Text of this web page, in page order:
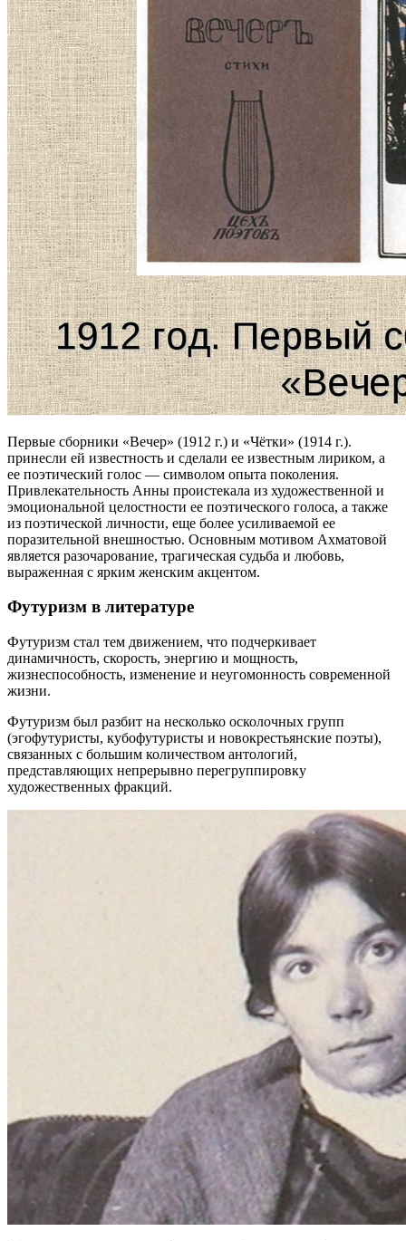
Первые сборники «Вечер» (1912 г.) и «Чётки» (1914 г.).
принесли ей известность и сделали ее известным лириком, а
ее поэтический голос — символом опыта поколения.
Привлекательность Анны проистекала из художественной и
эмоциональной целостности ее поэтического голоса, а также
из поэтической личности, еще более усиливаемой ее
поразительной внешностью. Основным мотивом Ахматовой
является разочарование, трагическая судьба и любовь,
выраженная с ярким женским акцентом.
Футуризм в литературе
Футуризм стал тем движением, что подчеркивает
динамичность, скорость, энергию и мощность,
жизнеспособность, изменение и неугомонность современной
жизни.
Футуризм был разбит на несколько осколочных групп
(эгофутуристы, кубофутуристы и новокрестьянские поэты),
связанных с большим количеством антологий,
представляющих непрерывно перегруппировку
художественных фракций.